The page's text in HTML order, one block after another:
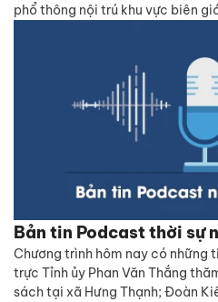
phổ thông nội trú khu vực biên
Bản tin Podcast thời sự
Chương trình hôm nay có những
trực Tỉnh ủy Phan Văn Thắng
sách tại xã Hưng Thạnh; Đoàn